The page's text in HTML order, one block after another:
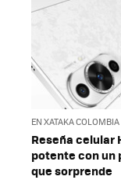
EN XATAKA COLOMBIA
Reseña celular
potente con un
que sorprende